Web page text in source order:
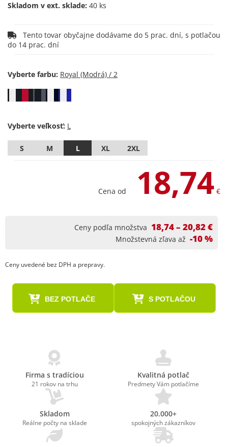
Skladom v ext. sklade: 40 ks
do 14 prac. dní
Vyberte farbu:
Vyberte veľkosť:
S M L XL 2XL
Cena od 18,74 €
Ceny podľa množstva 18,74 – 20,82 €
Množstevná zľava až -10 %
Ceny uvedené bez DPH a prepravy.
BEZ POTLAČE S POTLAČOU
Firma s tradíciou
21 rokov na trhu
Kvalitná potlač
Predmety Vám potlačíme
Skladom
Reálne počty na sklade
20.000+
spokojných zákazníkov